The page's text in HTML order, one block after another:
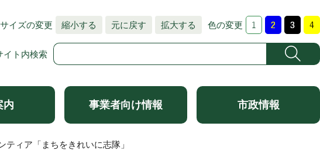
イズの変更 縮小する 元に戻す 拡大する 色の変更
イト内検索
内 事業者向け情報 市政情報
ティア「まちをきれいに志隊」